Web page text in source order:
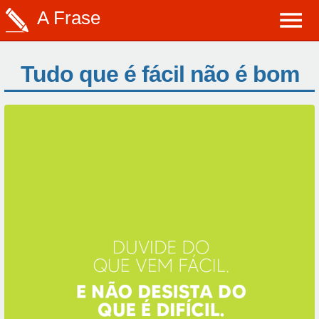
A Frase
Tudo que é fácil não é bom